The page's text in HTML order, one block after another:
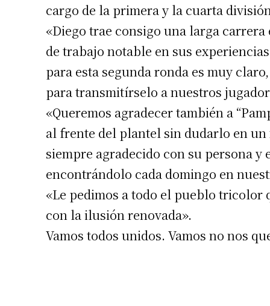
Dirección
Nombre
cargo de la primera y la cuarta
«Diego trae consigo una larga
de trabajo notable en sus
para esta segunda ronda es muy
para transmitírselo a nuestros
«Queremos agradecer también a
al frente del plantel sin dudarlo en un
siempre agradecido con su persona y
encontrándolo cada domingo en
«Le pedimos a todo el pueblo tricolor
con la ilusión renovada».
Vamos todos unidos. Vamos no nos